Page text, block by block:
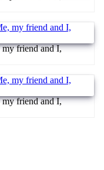
friend and I,
friend and I,